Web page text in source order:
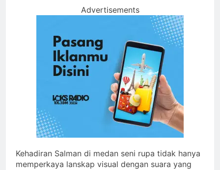
Advertisements
Kehadiran Salman di medan seni rupa tidak hanya
memperkaya lanskap visual dengan suara yang